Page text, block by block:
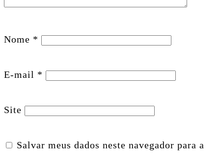
Nome *
E-mail *
Site
Salvar meus dados neste navegador para a